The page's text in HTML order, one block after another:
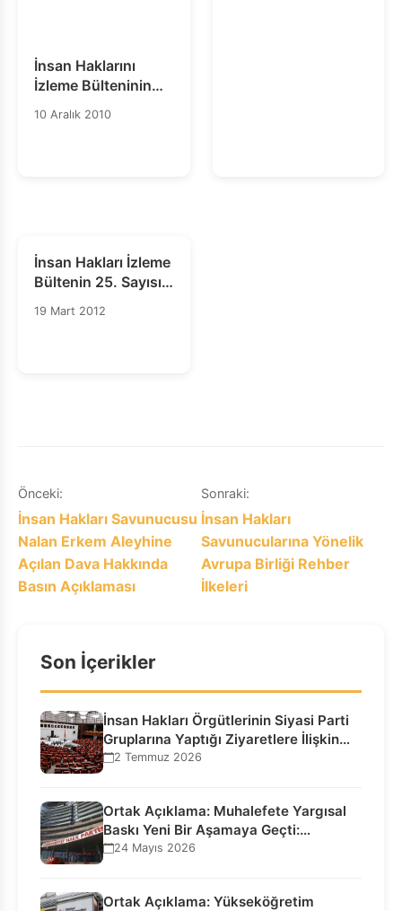
İnsan Haklarını
İzleme Bülteninin
12. Sayısı
10 Aralık 2010
İnsan Hakları İzleme
Bültenin 25. Sayısı
Yayımlandı
19 Mart 2012
Yazı
gezinmesi
Önceki:
İnsan Hakları Savunucusu
Nalan Erkem Aleyhine
Açılan Dava Hakkında
Basın Açıklaması
Sonraki:
İnsan Hakları
Savunucularına Yönelik
Avrupa Birliği Rehber
İlkeleri
Son İçerikler
İnsan Hakları Örgütlerinin Siyasi Parti
Gruplarına Yaptığı Ziyaretlere İlişkin
Bilgilendirme…
2 Temmuz 2026
Ortak Açıklama: Muhalefete Yargısal
Baskı Yeni Bir Aşamaya Geçti:
Seçilmiş…
24 Mayıs 2026
Ortak Açıklama: Yükseköğretim